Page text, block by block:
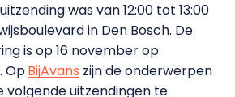
was van 12:00 tot 13:00
in Den Bosch. De
is op 16 november op
OpBijAvans zijn de onderwerpen
volgende uitzendingen te